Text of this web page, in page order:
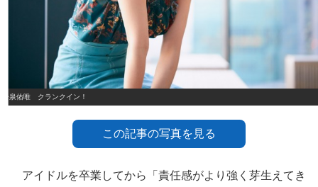
今泉佑唯 クランクイン！
この記事の写真を見る
アイドルを卒業してから「責任感がより強く芽生えてき